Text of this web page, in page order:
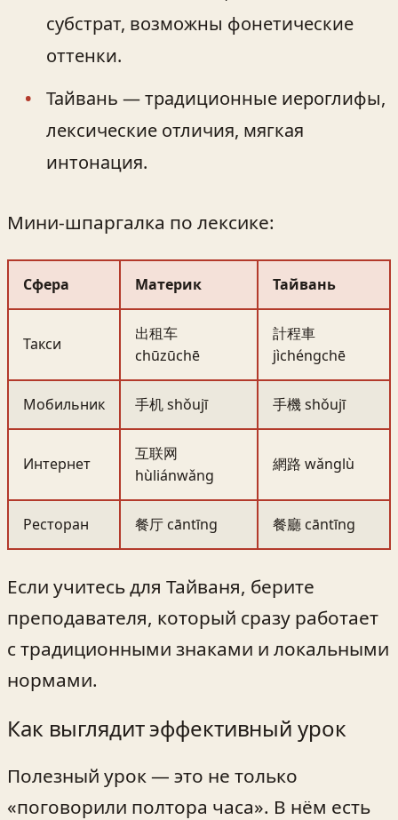
субстрат, возможны фонетические
оттенки.
Тайвань — традиционные иероглифы,
лексические отличия, мягкая
интонация.
Мини‑шпаргалка по лексике:
Сфера Материк Тайвань
Такси
出租车
chūzūchē
計程車
jìchéngchē
Мобильник 手机 shǒujī 手機 shǒujī
Интернет
互联网
hùliánwǎng
網路 wǎnglù
Ресторан 餐厅 cāntīng 餐廳 cāntīng
Если учитесь для Тайваня, берите
преподавателя, который сразу работает
с традиционными знаками и локальными
нормами.
Как выглядит эффективный урок
Полезный урок — это не только
«поговорили полтора часа». В нём есть